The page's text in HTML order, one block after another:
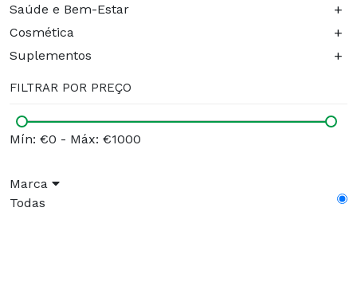
Saúde e Bem-Estar +
Cosmética +
Suplementos +
FILTRAR POR PREÇO
Mín: €0 - Máx: €1000
Marca
Todas